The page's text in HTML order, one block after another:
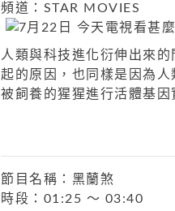
頻道：STAR MOVIES
人類與科技進化衍伸出來
起的原因，也同樣是因為
被飼養的猩猩進行活體基因
節目名稱：黑蘭煞
時段：01:25 ～ 03:40